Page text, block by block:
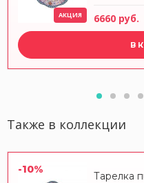
АКЦИЯ 6660 руб.
В
Также в коллекции
-10%
Тарелка